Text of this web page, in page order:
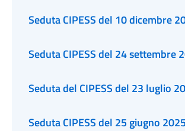
Seduta CIPESS del 10 dicembre
Seduta CIPESS del 24 settembre
Seduta del CIPESS del 23 luglio
Seduta CIPESS del 25 giugno 2025